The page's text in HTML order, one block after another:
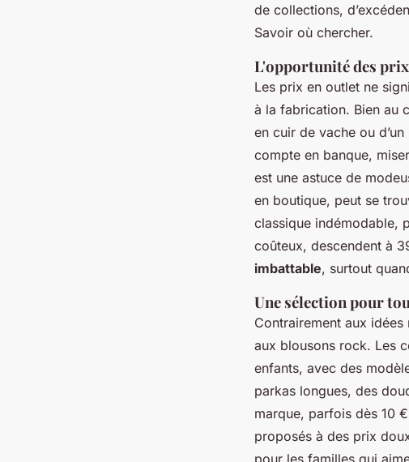
de collections,
Savoir où chercher.
L'opportunité des
Les prix en outlet ne
à la fabrication. Bien au
en cuir de vache ou
compte en banque,
est une astuce de
en boutique, peut se
classique indémodable,
coûteux, descendent à
imbattable, surtout
Une sélection pour
Contrairement aux idées
aux blousons rock. Les
enfants, avec des
parkas longues, des
marque, parfois dès 10
proposés à des prix
pour les familles qui